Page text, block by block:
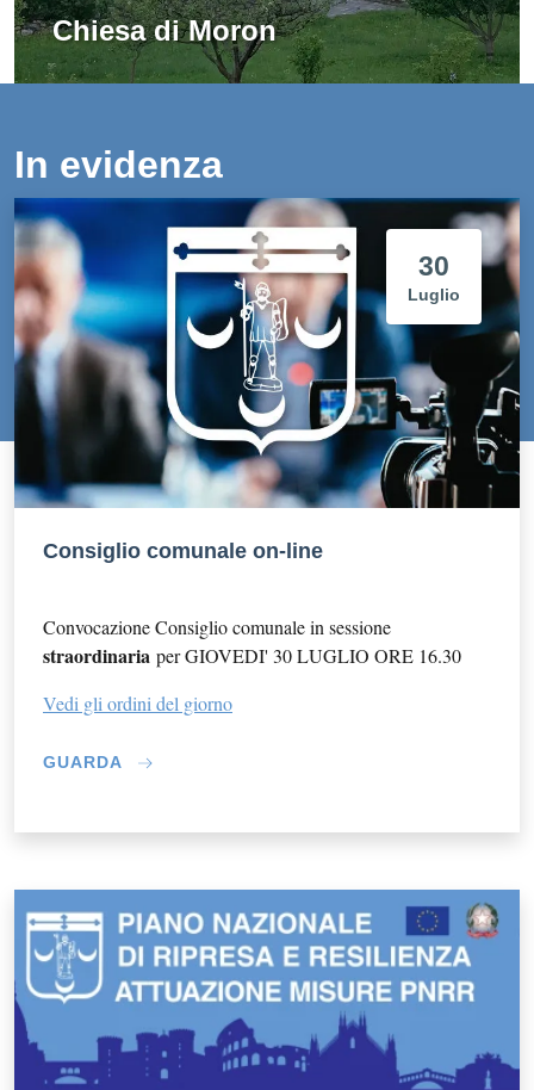
Chiesa di Moron
In evidenza
30
Luglio
Consiglio comunale on-line
Convocazione Consiglio comunale in sessione
straordinaria per GIOVEDI' 30 LUGLIO ORE 16.30
Vedi gli ordini del giorno
GUARDA